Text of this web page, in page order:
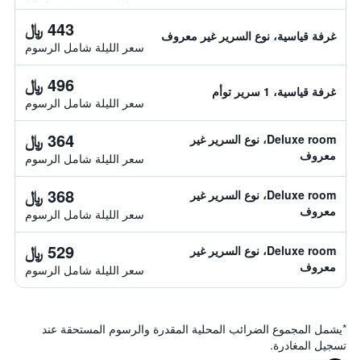
غرفة قياسية، نوع السرير غير معروف 443 ﷼
سعر الليلة شامل الرسوم
غرفة قياسية، 1 سرير توأم 496 ﷼
سعر الليلة شامل الرسوم
Deluxe room، نوع السرير غير
معروف
364 ﷼
سعر الليلة شامل الرسوم
Deluxe room، نوع السرير غير
معروف
368 ﷼
سعر الليلة شامل الرسوم
Deluxe room، نوع السرير غير
معروف
529 ﷼
سعر الليلة شامل الرسوم
*يشمل المجموع الضرائب المحلية المقدرة والرسوم المستحقة عند
تسجيل المغادرة.